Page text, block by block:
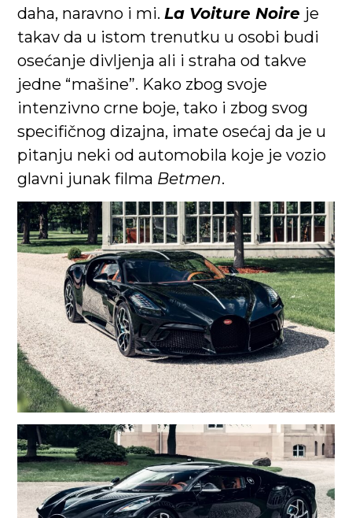
daha, naravno i mi.La Voiture Noire je
takav da u istom trenutku u osobi budi
osećanje divljenja ali i straha od takve
jedne “mašine”. Kako zbog svoje
intenzivno crne boje, tako i zbog svog
specifičnog dizajna, imate osećaj da je u
pitanju neki od automobila koje je vozio
glavni junak filma Betmen.